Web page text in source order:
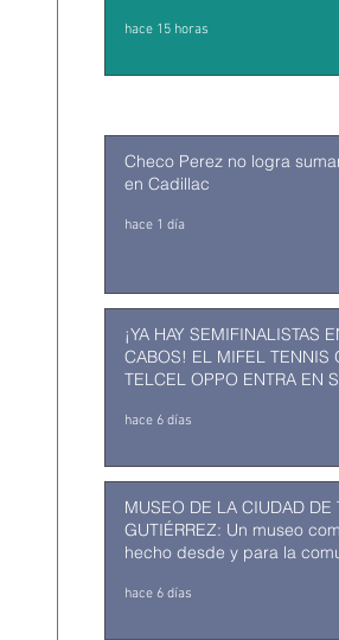
hace 15 horas
Checo Perez no logra
en Cadillac
hace 1 día
¡YA HAY SEMIFINALISTAS
CABOS! EL MIFEL TENNIS
TELCEL OPPO ENTRA EN
hace 6 días
MUSEO DE LA CIUDAD DE
GUTIÉRREZ: Un museo
hecho desde y para la
hace 6 días